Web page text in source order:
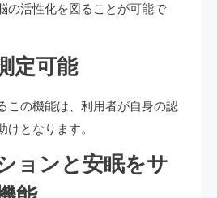
の活性化を図ることが可能で
定可能
この機能は、利用者が自身の認
となります。
ョンと安眠をサ